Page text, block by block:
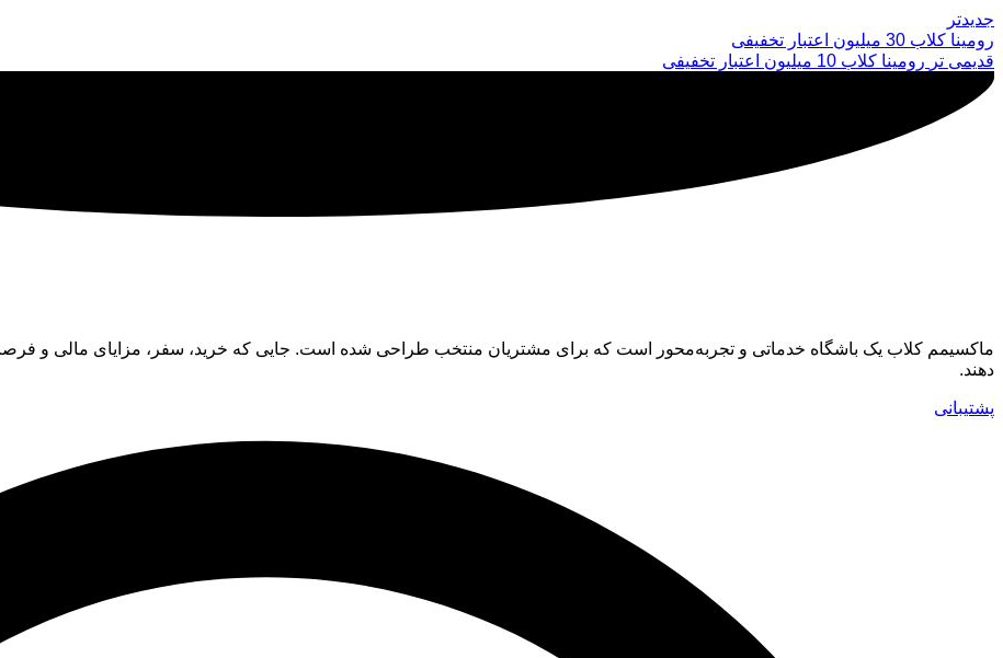
جدیدتر
رومینا کلاب 30 میلیون اعتبار تخفیفی
قدیمی تر رومینا کلاب 10 میلیون اعتبار تخفیفی
ماکسیمم کلاب یک باشگاه خدماتی و تجربه‌محور است که برای مشتریان منتخب طراحی شده است. جایی که خرید، سفر، مزایای مالی و
دهند.
پشتیبانی